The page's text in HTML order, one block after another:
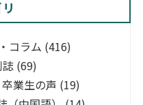
コラム (416)
誌 (69)
卒業生の声 (19)